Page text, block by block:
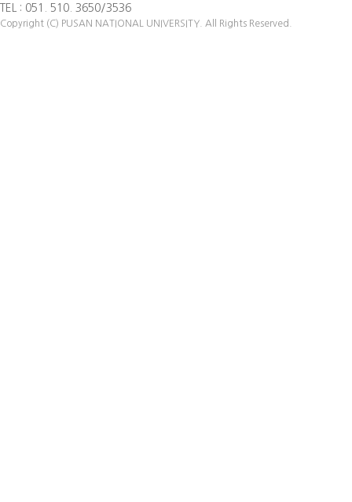
TEL : 051. 510. 3650/3536
Copyright (C) PUSAN NATIONAL UNIVERSITY. All Rights Reserved.